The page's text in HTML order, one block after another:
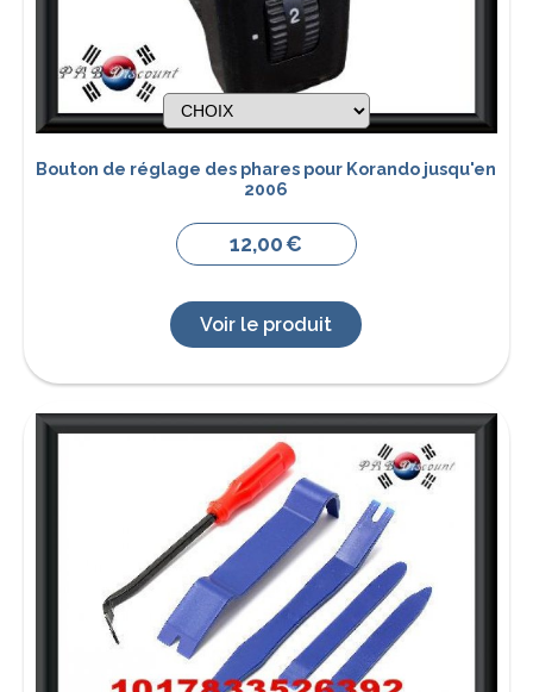
Bouton de réglage des phares pour Korando jusqu'en
2006
12,00€
Voir le produit